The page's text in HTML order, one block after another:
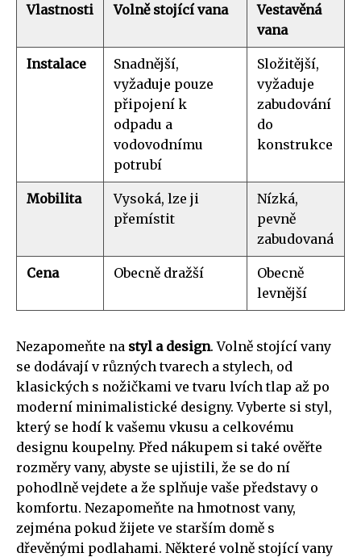
Vlastnosti Volně stojící vana
Vestavěná
vana
Instalace
Snadnější,
vyžaduje pouze
připojení k
odpadu a
vodovodnímu
potrubí
Složitější,
vyžaduje
zabudování
do
konstrukce
Mobilita
Vysoká, lze ji
přemístit
Nízká,
pevně
zabudovaná
Cena Obecně dražší
Obecně
levnější
Nezapomeňte na styl a design. Volně stojící vany
se dodávají v různých tvarech a stylech, od
klasických s nožičkami ve tvaru lvích tlap až po
moderní minimalistické designy. Vyberte si styl,
který se hodí k vašemu vkusu a celkovému
designu koupelny. Před nákupem si také ověřte
rozměry vany, abyste se ujistili, že se do ní
pohodlně vejdete a že splňuje vaše představy o
komfortu. Nezapomeňte na hmotnost vany,
zejména pokud žijete ve starším domě s
dřevěnými podlahami. Některé volně stojící vany